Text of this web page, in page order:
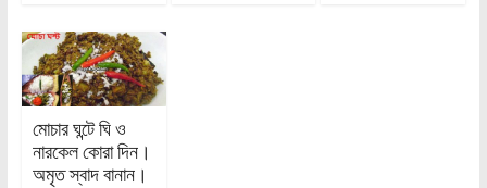
মোচার ঘন্টে ঘি ও
নারকেল কোরা দিন।
অমৃত স্বাদ বানান।